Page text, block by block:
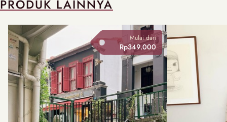
PRODUK LAINNYA
Mulai dari
Rp349.000